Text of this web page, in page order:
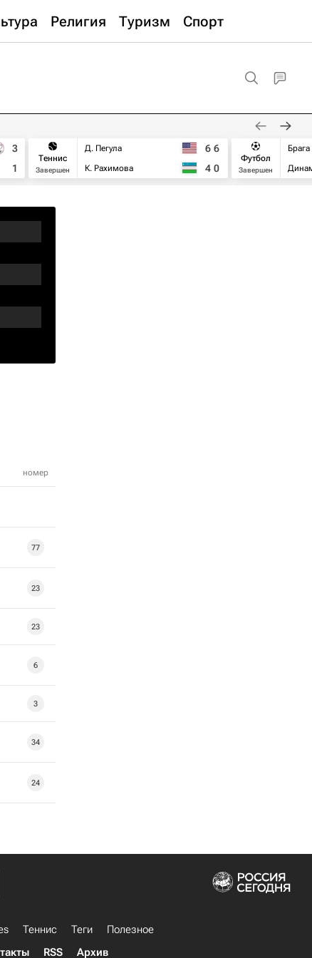
Религия Туризм Спорт
3
1
Теннис
Завершен
Д. Пегула
К. Рахимова
6 6
4 0
Футбол
Завершен
Брага
номер
77
23
23
6
3
34
24
Теннис Теги
Полезное
RSS Архив